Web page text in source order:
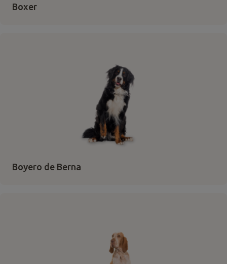
Boxer
Boyero de Berna